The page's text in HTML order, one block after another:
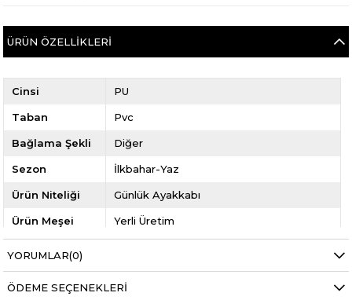
ÜRÜN ÖZELLIKLERI
Cinsi PU
Taban Pvc
Bağlama Şekli Diğer
Sezon İlkbahar-Yaz
Ürün Niteliği Günlük Ayakkabı
Ürün Meşei Yerli Üretim
Model Kodu N-2026
YORUMLAR(0)
ÖDEME SEÇENEKLERI